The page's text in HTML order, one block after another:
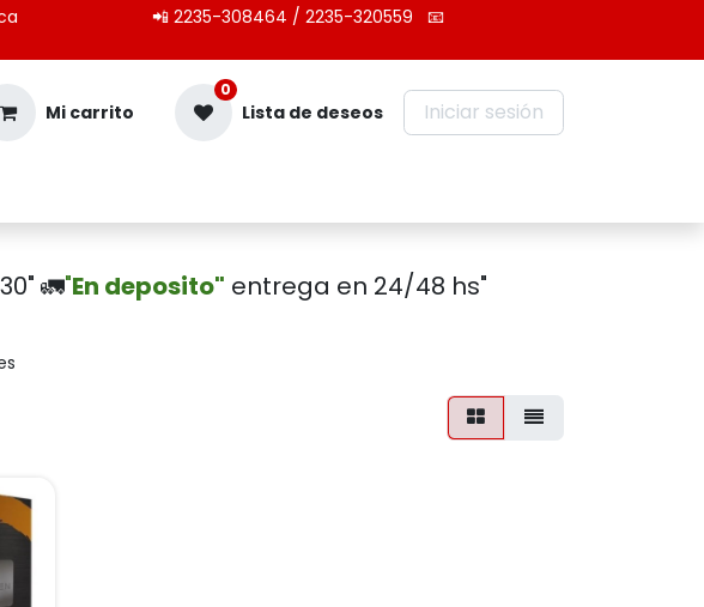
de fábrica 📲 2235-308464 / 2235-320559 📧
Mi carrito
0
Lista de deseos Iniciar sesión
🚛"En deposito" entrega en 24/48 hs"